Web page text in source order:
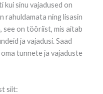
kui sinu vajadused on
rahuldamata ning lisasin
see on tööriist, mis aitab
ja vajadusi. Saad
tunnete ja vajaduste
siit: